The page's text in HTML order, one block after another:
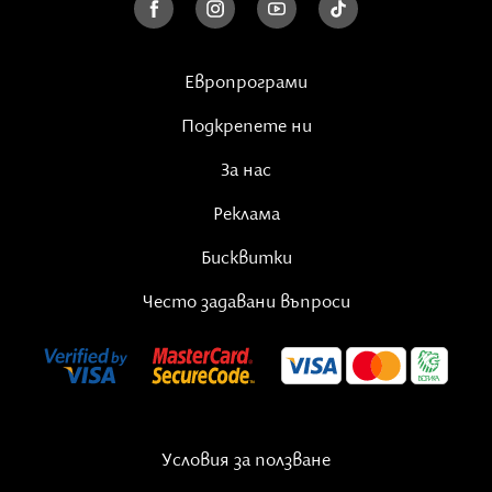
Европрограми
Подкрепете ни
За нас
Реклама
Бисквитки
Често задавани въпроси
Условия за ползване